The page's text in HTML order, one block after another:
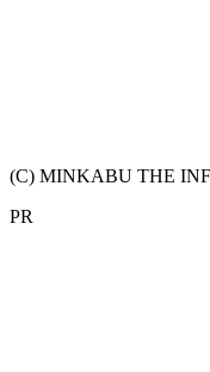
(C) MINKABU THE
PR